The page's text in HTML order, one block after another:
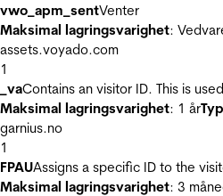
vwo_apm_sentVenter
Maksimal lagringsvarighet:
assets.voyado.com
1
_vaContains an visitor ID. This is
Maksimal lagringsvarighet: 1 år
garnius.no
1
FPAUAssigns a specific ID to the
Maksimal lagringsvarighet: 3